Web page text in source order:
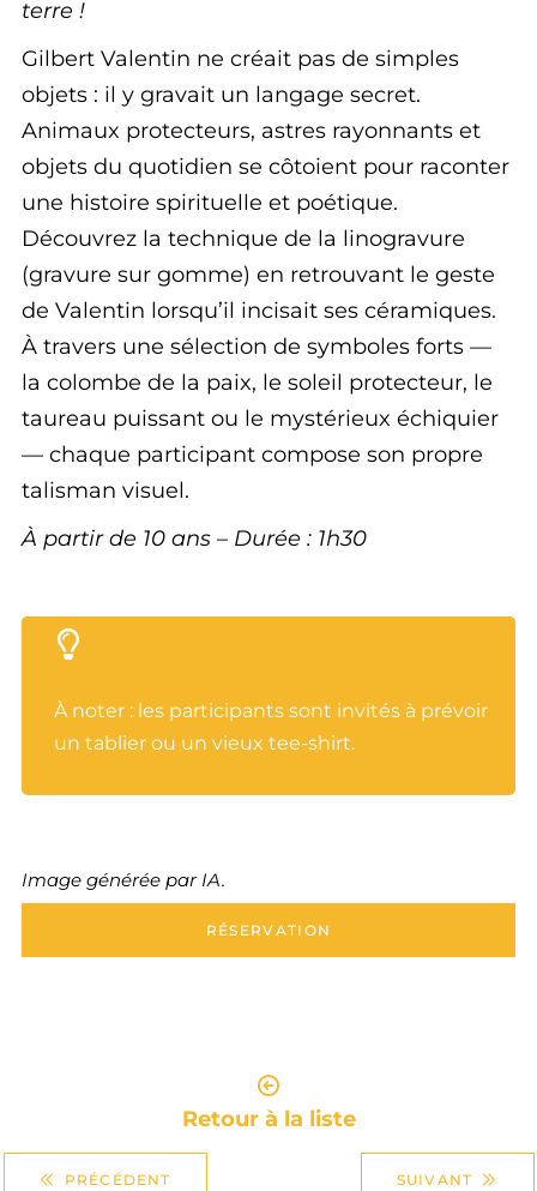
terre !
Gilbert Valentin ne créait pas de simples
objets : il y gravait un langage secret.
Animaux protecteurs, astres rayonnants et
objets du quotidien se côtoient pour raconter
une histoire spirituelle et poétique.
Découvrez la technique de la linogravure
(gravure sur gomme) en retrouvant le geste
de Valentin lorsqu’il incisait ses céramiques.
À travers une sélection de symboles forts —
la colombe de la paix, le soleil protecteur, le
taureau puissant ou le mystérieux échiquier
— chaque participant compose son propre
talisman visuel.
À partir de 10 ans – Durée : 1h30
À noter : les participants sont invités à prévoir
un tablier ou un vieux tee-shirt.
Image générée par IA.
RÉSERVATION
PRÉCÉDENT
Retour à la liste
SUIVANT